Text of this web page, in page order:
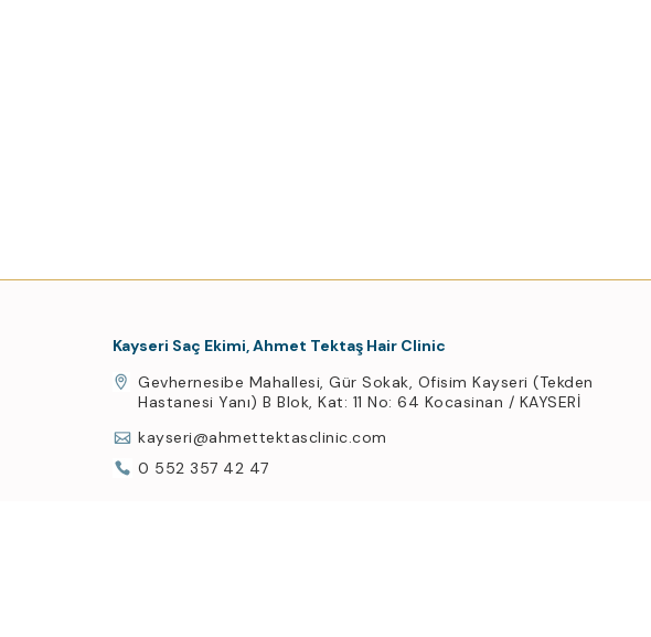
Kayseri Saç Ekimi, Ahmet Tektaş Hair Clinic
Gevhernesibe Mahallesi, Gür Sokak, Ofisim Kayseri (Tekden
Hastanesi Yanı) B Blok, Kat: 11 No: 64 Kocasinan / KAYSERİ
kayseri@ahmettektasclinic.com
0 552 357 42 47